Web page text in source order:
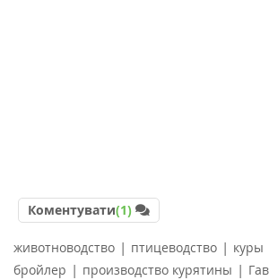
Коментувати(1)
животноводство | птицеводство | куры
бройлер | производство курятины |